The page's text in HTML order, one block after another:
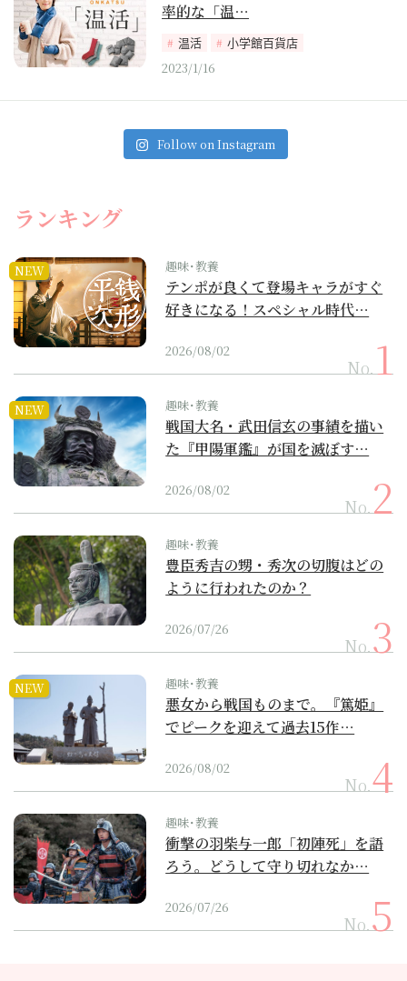
率的な「温…
温活
小学館百貨店
2023/1/16
Follow on Instagram
ランキング
NEW 趣味･教養
テンポが良くて登場キャラがすぐ
好きになる！スペシャル時代…
2026/08/02
No.
NEW 趣味･教養
戦国大名・武田信玄の事績を描い
た『甲陽軍鑑』が国を滅ぼす…
2026/08/02
No.
趣味･教養
豊臣秀吉の甥・秀次の切腹はどの
ように行われたのか？
2026/07/26
No.
NEW 趣味･教養
悪女から戦国ものまで。『篤姫』
でピークを迎えて過去15作…
2026/08/02
No.
趣味･教養
衝撃の羽柴与一郎「初陣死」を語
ろう。どうして守り切れなか…
2026/07/26
No.